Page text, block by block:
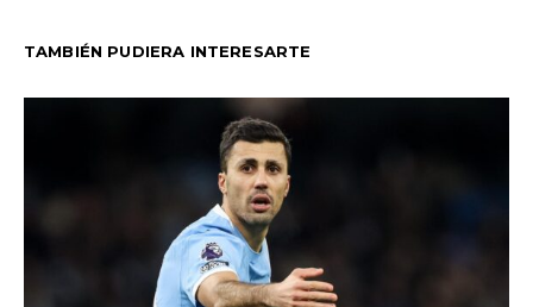
TAMBIÉN PUDIERA INTERESARTE